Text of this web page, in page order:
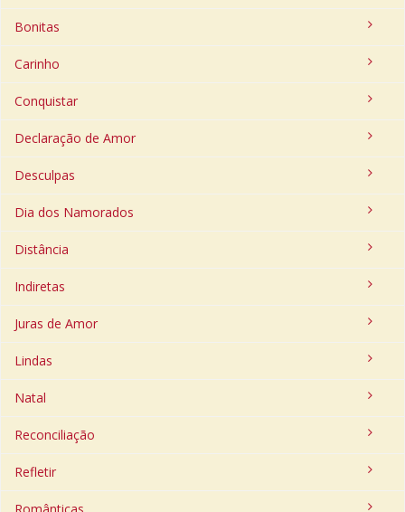
Bonitas
Carinho
Conquistar
Declaração de Amor
Desculpas
Dia dos Namorados
Distância
Indiretas
Juras de Amor
Lindas
Natal
Reconciliação
Refletir